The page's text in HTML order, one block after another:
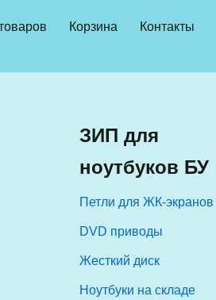
Корзина Контакты
ЗИП для
ноутбуков БУ
Петли для ЖК-экранов
DVD приводы
Жесткий диск
Ноутбуки на складе